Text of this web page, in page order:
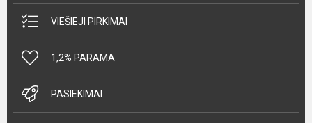
VIEŠIEJI PIRKIMAI
1,2% PARAMA
PASIEKIMAI